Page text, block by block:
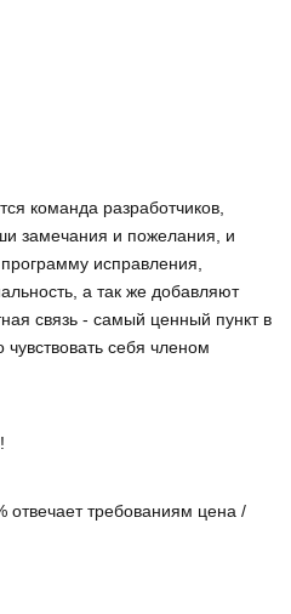
команда разработчиков,
замечания и пожелания, и
исправления,
а так же добавляют
связь - самый ценный пункт в
себя членом
отвечает требованиям цена /